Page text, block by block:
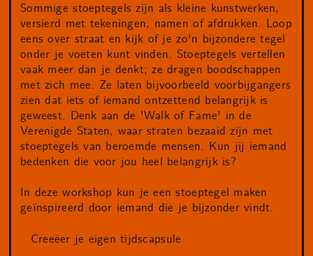
Sommige stoeptegels zijn als kleine kunstwerken,
versierd met tekeningen, namen of afdrukken. Loop
eens over straat en kijk of je zo'n bijzondere tegel
onder je voeten kunt vinden. Stoeptegels vertellen
vaak meer dan je denkt; ze dragen boodschappen
met zich mee. Ze laten bijvoorbeeld voorbijgangers
zien dat iets of iemand ontzettend belangrijk is
geweest. Denk aan de 'Walk of Fame' in de
Verenigde Staten, waar straten bezaaid zijn met
stoeptegels van beroemde mensen. Kun jij iemand
bedenken die voor jou heel belangrijk is?
In deze workshop kun je een stoeptegel maken
geïnspireerd door iemand die je bijzonder vindt.
Creeëer je eigen tijdscapsule